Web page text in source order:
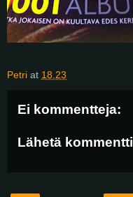
Petri at 18.23
Ei kommentteja:
Lähetä kommentti